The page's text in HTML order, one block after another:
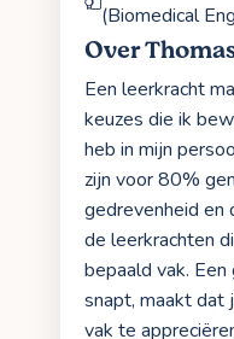
(Biomedical
Over
Een leerkracht
keuzes die ik
heb in mijn
zijn voor 80%
gedrevenheid en
de leerkrachten
bepaald vak.
snapt, maakt dat
vak te